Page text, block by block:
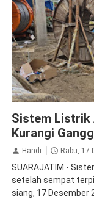
Sistem Listrik
Kurangi
Handi Rabu, 17
SUARAJATIM -
setelah sempat
siang, 17 Desember